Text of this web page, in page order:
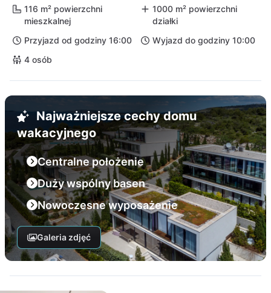
116 m² powierzchni
mieszkalnej
1000 m² powierzchni
działki
Przyjazd od godziny 16:00
Wyjazd do godziny 10:00
4 osób
Najważniejsze cechy domu
wakacyjnego
Centralne położenie
Duży wspólny basen
Nowoczesne wyposażenie
Galeria zdjęć